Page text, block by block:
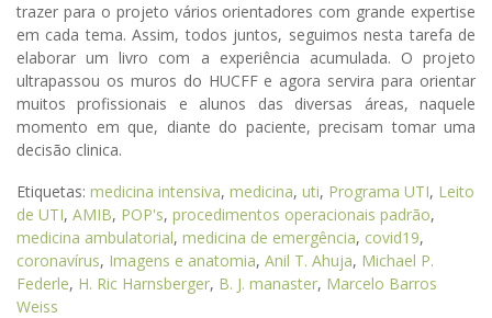
trazer para o projeto vários orientadores com grande expertise
em cada tema. Assim, todos juntos, seguimos nesta tarefa de
elaborar um livro com a experiência acumulada. O projeto
ultrapassou os muros do HUCFF e agora servira para orientar
muitos profissionais e alunos das diversas áreas, naquele
momento em que, diante do paciente, precisam tomar uma
decisão clinica.
Etiquetas: medicina intensiva, medicina, uti, Programa UTI, Leito
de UTI, AMIB, POP's, procedimentos operacionais padrão,
medicina ambulatorial, medicina de emergência, covid19,
coronavírus, Imagens e anatomia, Anil T. Ahuja, Michael P.
Federle, H. Ric Harnsberger, B. J. manaster, Marcelo Barros
Weiss